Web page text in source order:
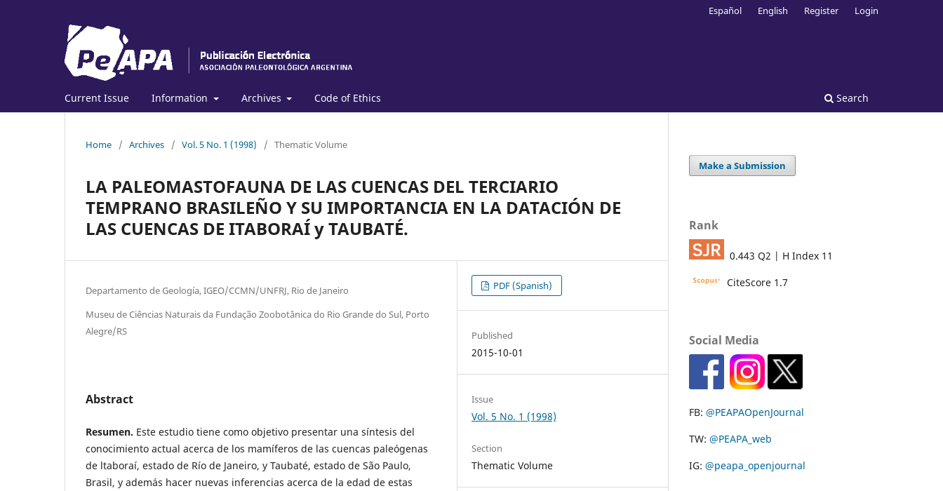
Current Issue Information Archives Code of Ethics Search
Español English Register Login
Home / Archives / Vol. 5 No. 1 (1998) / Thematic Volume
LA PALEOMASTOFAUNA DE LAS CUENCAS DEL TERCIARIO
TEMPRANO BRASILEÑO Y SU IMPORTANCIA EN LA DATACIÓN DE
LAS CUENCAS DE ITABORAÍ y TAUBATÉ.
Departamento de Geología, IGEO/CCMN/UNFRJ, Rio de Janeiro
Museu de Ciências Naturais da Fundação Zoobotânica do Rio Grande do Sul, Porto
Alegre/RS
Abstract
Resumen. Este estudio tiene como objetivo presentar una síntesis del
conocimiento actual acerca de los mamíferos de las cuencas paleógenas
de ltaboraí, estado de Río de Janeiro, y Taubaté, estado de São Paulo,
Brasil, y además hacer nuevas inferencias acerca de la edad de estas
PDF (Spanish)
Published
2015-10-01
Issue
Vol. 5 No. 1 (1998)
Section
Thematic Volume
Make a Submission
Rank
0.443 Q2 | H Index 11
CiteScore 1.7
Social Media
FB: @PEAPAOpenJournal
TW: @PEAPA_web
IG: @peapa_openjournal